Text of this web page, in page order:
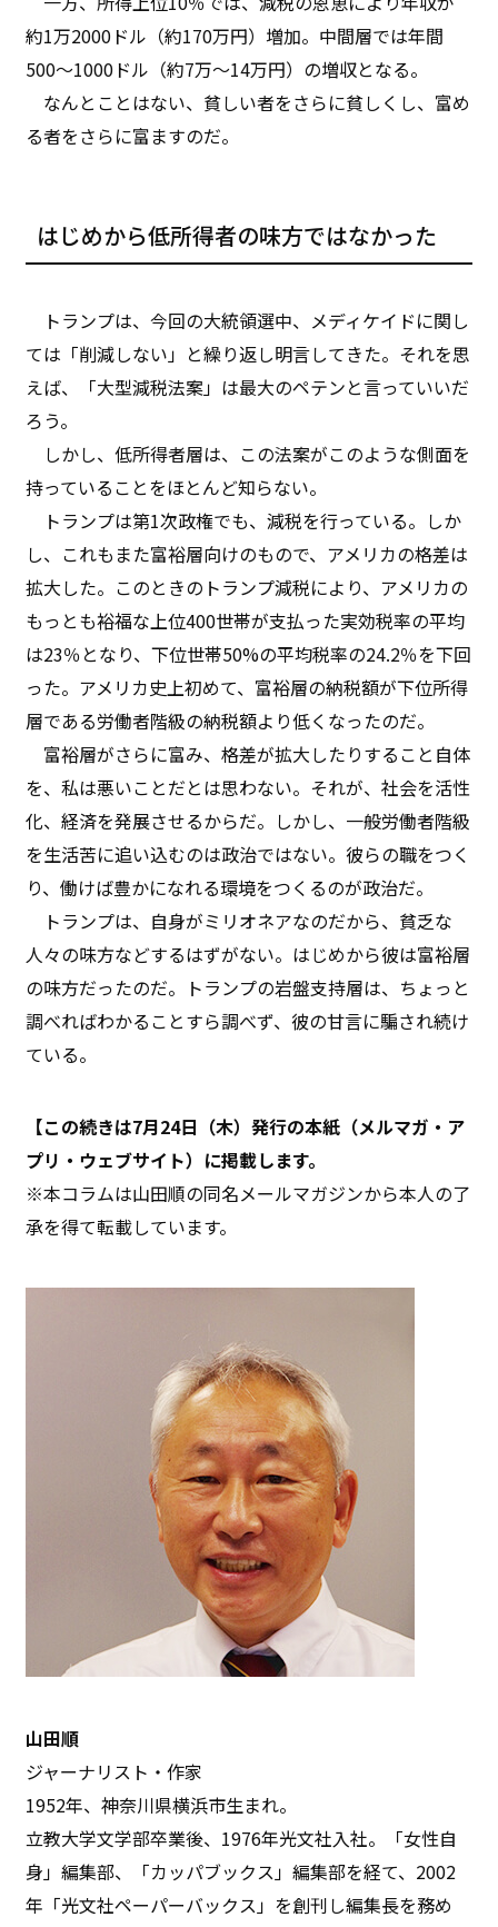
約1万2000ドル（約170万円）増加。中間層では年間
500～1000ドル（約7万～14万円）の増収となる。
なんとことはない、貧しい者をさらに貧しくし、富め
る者をさらに富ますのだ。
はじめから低所得者の味方ではなかった
トランプは、今回の大統領選中、メディケイドに関し
ては「削減しない」と繰り返し明言してきた。それを思
えば、「大型減税法案」は最大のペテンと言っていいだ
ろう。
しかし、低所得者層は、この法案がこのような側面を
持っていることをほとんど知らない。
トランプは第1次政権でも、減税を行っている。しか
し、これもまた富裕層向けのもので、アメリカの格差は
拡大した。このときのトランプ減税により、アメリカの
もっとも裕福な上位400世帯が支払った実効税率の平均
は23％となり、下位世帯50%の平均税率の24.2％を下回
った。アメリカ史上初めて、富裕層の納税額が下位所得
層である労働者階級の納税額より低くなったのだ。
富裕層がさらに富み、格差が拡大したりすること自体
を、私は悪いことだとは思わない。それが、社会を活性
化、経済を発展させるからだ。しかし、一般労働者階級
を生活苦に追い込むのは政治ではない。彼らの職をつく
り、働けば豊かになれる環境をつくるのが政治だ。
トランプは、自身がミリオネアなのだから、貧乏な
人々の味方などするはずがない。はじめから彼は富裕層
の味方だったのだ。トランプの岩盤支持層は、ちょっと
調べればわかることすら調べず、彼の甘言に騙され続け
ている。
【この続きは7月24日（木）発行の本紙（メルマガ・ア
プリ・ウェブサイト）に掲載します。
※本コラムは山田順の同名メールマガジンから本人の了
承を得て転載しています。
山田順
ジャーナリスト・作家
1952年、神奈川県横浜市生まれ。
立教大学文学部卒業後、1976年光文社入社。「女性自
身」編集部、「カッパブックス」編集部を経て、2002
年「光文社ペーパーバックス」を創刊し編集長を務め